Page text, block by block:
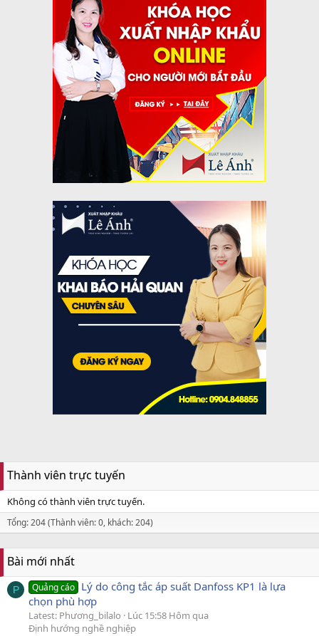
Thành viên trực tuyến
Không có thành viên trực tuyến.
Tổng: 204 (Thành viên: 0, khách: 204)
Bài mới nhất
P Quảng cáo Lý do công tắc áp suất Danfoss KP1 là lựa
chọn phù hợp
Latest: Phương_bilalo
Lúc 15:58 Hôm qua
Định hướng nghề nghiệp